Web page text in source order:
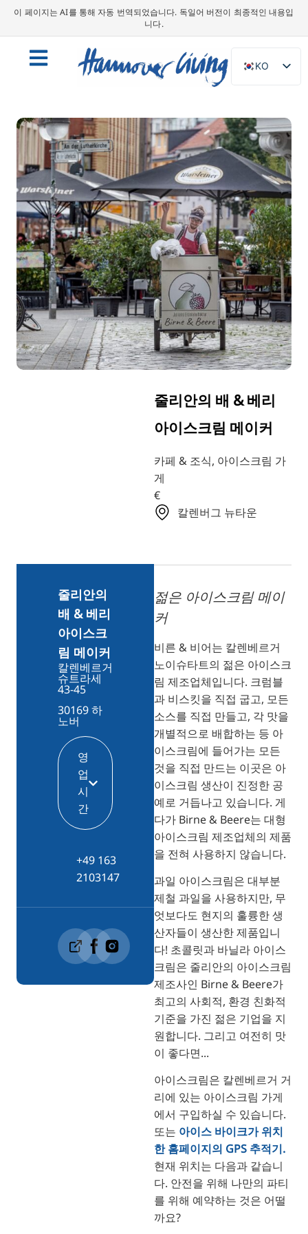
이 페이지는 AI를 통해 자동 번역되었습니다. 독일어 버전이 최종적인 내용입
니다.
KO
DE
NL
PL
ES
IT
DA
SV
FR
PT
TR
RU
FI
JA
UK
줄리안의 배 & 베리
아이스크림 메이커
카페 & 조식, 아이스크림 가
게
€
칼렌버그 뉴타운
젊은 아이스크림 메이
커
비른 & 비어는 칼렌베르거
노이슈타트의 젊은 아이스크
림 제조업체입니다. 크럼블
과 비스킷을 직접 굽고, 모든
소스를 직접 만들고, 각 맛을
개별적으로 배합하는 등 아
이스크림에 들어가는 모든
것을 직접 만드는 이곳은 아
이스크림 생산이 진정한 공
예로 거듭나고 있습니다. 게
다가 Birne & Beere는 대형
아이스크림 제조업체의 제품
을 전혀 사용하지 않습니다.
과일 아이스크림은 대부분
제철 과일을 사용하지만, 무
엇보다도 현지의 훌륭한 생
산자들이 생산한 제품입니
다! 초콜릿과 바닐라 아이스
크림은 줄리안의 아이스크림
제조사인 Birne & Beere가
최고의 사회적, 환경 친화적
기준을 가진 젊은 기업을 지
원합니다. 그리고 여전히 맛
이 좋다면...
아이스크림은 칼렌베르거 거
리에 있는 아이스크림 가게
에서 구입하실 수 있습니다.
또는 아이스 바이크가 위치
한 홈페이지의 GPS 추적기.
현재 위치는 다음과 같습니
다. 안전을 위해 나만의 파티
를 위해 예약하는 것은 어떨
까요?
줄리안의
배 & 베리
아이스크
림 메이커
칼렌베르거
슈트라세
43-45
30169 하
노버
영
업
시
간
+49 163
2103147